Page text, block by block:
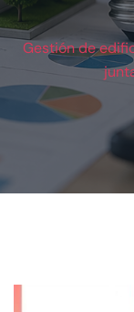
Gestión de